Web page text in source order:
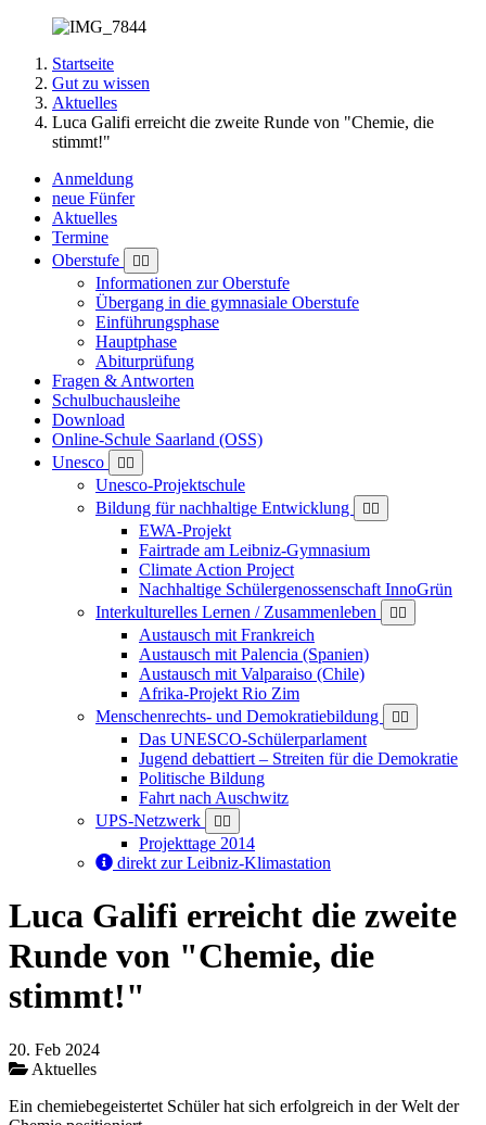
Startseite
Gut zu wissen
Aktuelles
Luca Galifi erreicht die zweite Runde von "Chemie, die
stimmt!"
Anmeldung
neue Fünfer
Aktuelles
Termine
Oberstufe
Informationen zur Oberstufe
Übergang in die gymnasiale Oberstufe
Einführungsphase
Hauptphase
Abiturprüfung
Fragen & Antworten
Schulbuchausleihe
Download
Online-Schule Saarland (OSS)
Unesco
Unesco-Projektschule
Bildung für nachhaltige Entwicklung
EWA-Projekt
Fairtrade am Leibniz-Gymnasium
Climate Action Project
Nachhaltige Schülergenossenschaft InnoGrün
Interkulturelles Lernen / Zusammenleben
Austausch mit Frankreich
Austausch mit Palencia (Spanien)
Austausch mit Valparaiso (Chile)
Afrika-Projekt Rio Zim
Menschenrechts- und Demokratiebildung
Das UNESCO-Schülerparlament
Jugend debattiert – Streiten für die Demokratie
Politische Bildung
Fahrt nach Auschwitz
UPS-Netzwerk
Projekttage 2014
direkt zur Leibniz-Klimastation
Luca Galifi erreicht die zweite
Runde von "Chemie, die
stimmt!"
Beginn:
20. Feb 2024
Aktuelles
Ein chemiebegeistertet Schüler hat sich erfolgreich in der Welt der